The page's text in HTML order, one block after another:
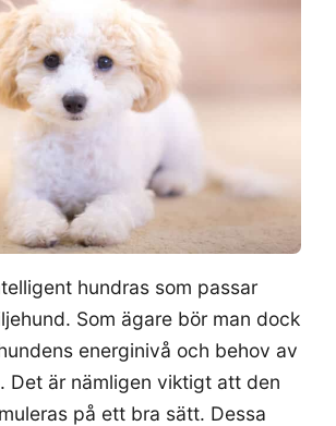
hundras som passar
Som ägare bör man dock
energinivå och behov av
Det är nämligen viktigt att den
på ett bra sätt. Dessa